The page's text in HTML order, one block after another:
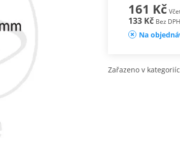
161 Kč
133 Kč Bez DPH
Na
Zařazeno v